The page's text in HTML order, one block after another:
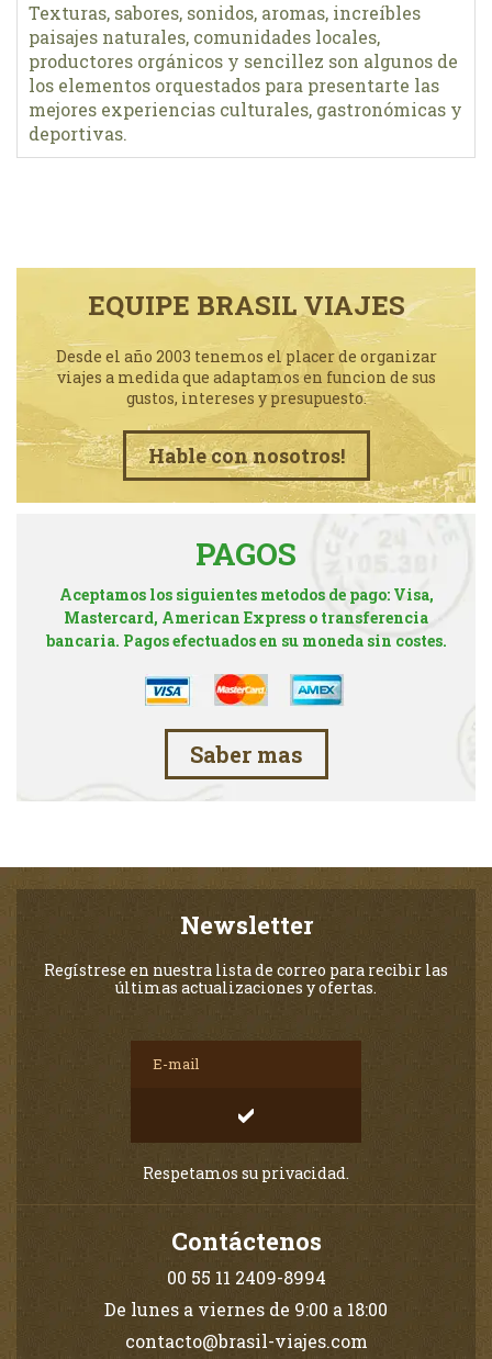
Texturas, sabores, sonidos, aromas, increíbles
paisajes naturales, comunidades locales,
productores orgánicos y sencillez son algunos de
los elementos orquestados para presentarte las
mejores experiencias culturales, gastronómicas y
deportivas.
EQUIPE BRASIL VIAJES
Desde el año 2003 tenemos el placer de organizar
viajes a medida que adaptamos en funcion de sus
gustos, intereses y presupuesto.
Hable con nosotros!
PAGOS
Aceptamos los siguientes metodos de pago: Visa,
Mastercard, American Express o transferencia
bancaria. Pagos efectuados en su moneda sin costes.
Saber mas
Newsletter
Regístrese en nuestra lista de correo para recibir las
últimas actualizaciones y ofertas.
Respetamos su privacidad.
Contáctenos
00 55 11 2409-8994
De lunes a viernes de 9:00 a 18:00
contacto@brasil-viajes.com